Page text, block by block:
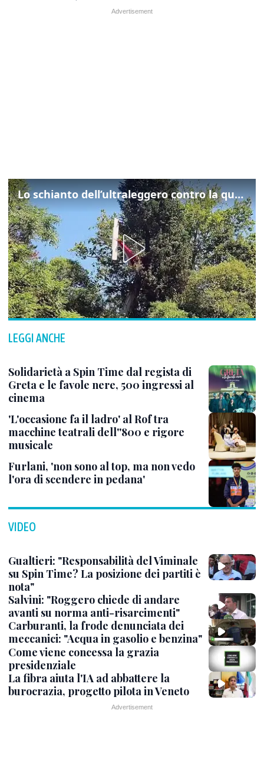
Lo schianto dell’ultraleggero contro la quercia: cosa è successo a Rivarotta
LEGGI ANCHE
Solidarietà a Spin Time dal regista di
Greta e le favole nere, 500 ingressi al
cinema
'L'occasione fa il ladro' al Rof tra
macchine teatrali dell''800 e rigore
musicale
Furlani, 'non sono al top, ma non vedo
l'ora di scendere in pedana'
VIDEO
Gualtieri: "Responsabilità del Viminale
su Spin Time? La posizione dei partiti è
nota"
Salvini: "Roggero chiede di andare
avanti su norma anti-risarcimenti"
Carburanti, la frode denunciata dei
meccanici: "Acqua in gasolio e benzina"
Come viene concessa la grazia
presidenziale
La fibra aiuta l'IA ad abbattere la
burocrazia, progetto pilota in Veneto